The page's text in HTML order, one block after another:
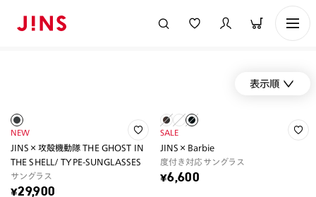
表示順
NEW
JINS×攻殻機動隊 THE GHOST IN
THE SHELL/ TYPE-SUNGLASSES
サングラス
¥29,900
SALE
JINS×Barbie
度付き対応サングラス
¥6,600